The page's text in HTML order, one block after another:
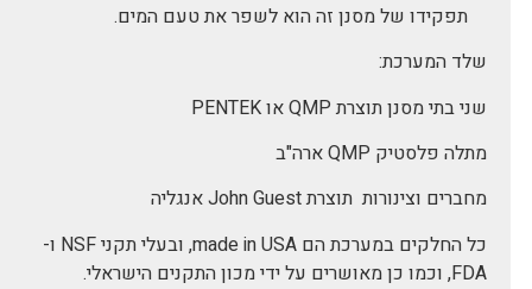
תפקידו של מסנן זה הוא לשפר את טעם המים.
שלד המערכת:
שני בתי מסנן תוצרת QMP או PENTEK
מתלה פלסטיק QMP ארה"ב
מחברים וצינורות תוצרת John Guest אנגליה
כל החלקים במערכת הם made in USA, ובעלי תקני NSF ו-
FDA, וכמו כן מאושרים על ידי מכון התקנים הישראלי.